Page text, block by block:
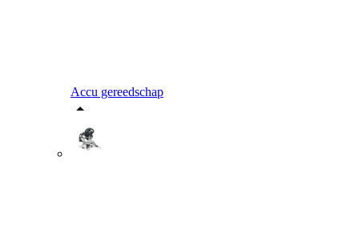
Accu gereedschap